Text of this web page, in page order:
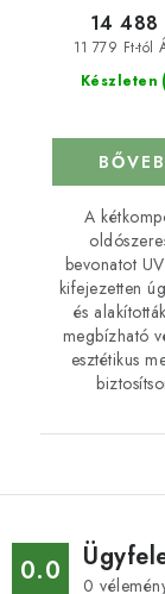
Készleten
11 779 Ft-tól
14 488
A
bevonatot
kifejezetten
és
megbízható
esztétikus
0.0 0